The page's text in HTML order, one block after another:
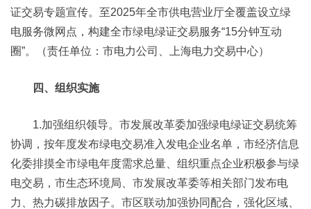
证交易专题宣传。至2025年全市供电营业厅全覆盖设立绿
电服务微网点，构建全市绿电绿证交易服务“15分钟互动
圈”。（责任单位：市电力公司、上海电力交易中心）
四、组织实施
1.加强组织领导。市发展改革委加强绿电绿证交易统筹
协调，按年度发布绿电交易准入发电企业名单，市经济信息
化委排摸全市绿电年度需求总量、组织重点企业积极参与绿
电交易，市生态环境局、市发展改革委等相关部门发布电
力、热力碳排放因子。市区联动加强协同配合，强化区域、